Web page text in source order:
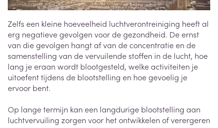
Zelfs een kleine hoeveelheid luchtverontreiniging heeft al
erg negatieve gevolgen voor de gezondheid. De ernst
van die gevolgen hangt af van de concentratie en de
samenstelling van de vervuilende stoffen in de lucht, hoe
lang je eraan wordt blootgesteld, welke activiteiten je
uitoefent tijdens de blootstelling en hoe gevoelig je
ervoor bent.
Op lange termijn kan een langdurige blootstelling aan
luchtvervuiling zorgen voor het ontwikkelen of verergeren